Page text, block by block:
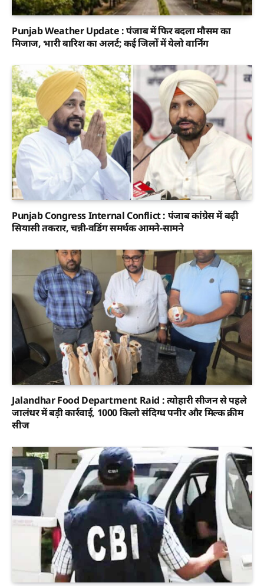
Punjab Weather Update : पंजाब में फिर बदला मौसम का
मिजाज, भारी बारिश का अलर्ट; कई जिलों में येलो वार्निंग
Punjab Congress Internal Conflict : पंजाब कांग्रेस में बढ़ी
सियासी तकरार, चन्नी-वडिंग समर्थक आमने-सामने
Jalandhar Food Department Raid : त्योहारी सीजन से पहले
जालंधर में बड़ी कार्रवाई, 1000 किलो संदिग्ध पनीर और मिल्क क्रीम
सीज